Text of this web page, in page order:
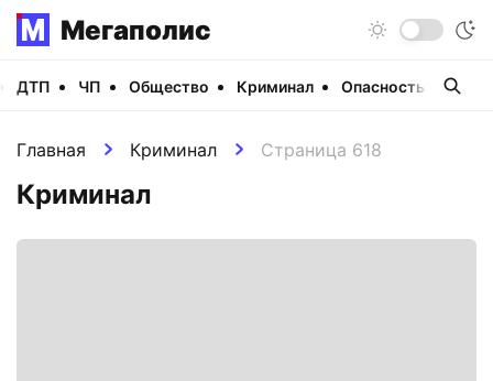
Мегаполис
ДТП ЧП Общество Криминал Опасность
Главная Криминал Страница 618
Криминал